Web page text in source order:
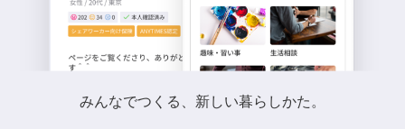
みんなでつくる、新しい暮らしかた。